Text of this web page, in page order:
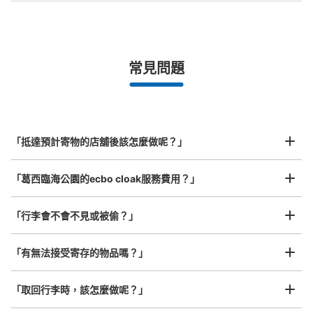
事先用手機預約
指定的日期和時間
工作人員拍完行李照片後
全國有1,000家以上合作店鋪
我們與許多地點方便的車站內店舖以及24小時營業的店鋪合作。
最長邊未滿45cm的行李（小型背包、手提包、手提行李
¥800/日
常見問題
「抵達預計寄物的店舖後該怎麼做呢？」
「葛西臨海公園的ecbo cloak服務費用？」
「行李會不會不見或被偷？」
「有無法接受寄存的物品嗎？」
「取回行李時，該怎麼做呢？」